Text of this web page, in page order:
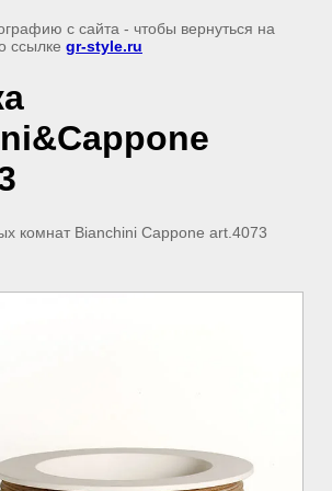
с сайта - чтобы вернуться на
ссылке gr-style.ru
комнат Bianchini Cappone art.4073